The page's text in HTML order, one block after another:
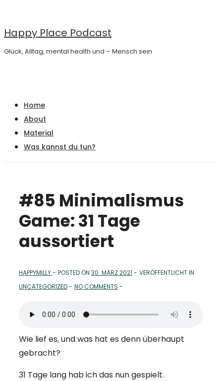
Inhalt
Happy Place Podcast
Glück, Alltag, mental health und – Mensch sein
Navigation
Home
About
Material
Was kannst du tun?
#85 Minimalismus
Game: 31 Tage
aussortiert
HAPPYMILLY POSTED ON 30. MÄRZ 2021
VERÖFFENTLICHT IN
UNCATEGORIZED
NO COMMENTS
Wie lief es, und was hat es denn überhaupt
gebracht?
31 Tage lang hab ich das nun gespielt.